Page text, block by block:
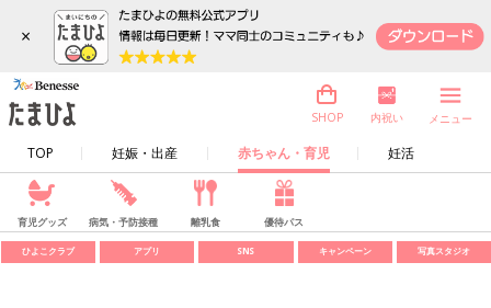
×
TOP 妊娠・出産 赤ちゃん・育児 妊活
SHOP 内祝い メニュー
育児グッズ 病気・予防接種 離乳食 優待パス
ひよこクラブ アプリ SNS キャンペーン 写真スタジオ